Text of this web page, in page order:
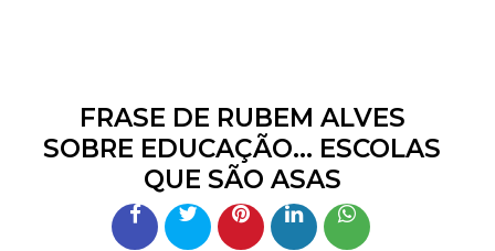
FRASE DE RUBEM ALVES
SOBRE EDUCAÇÃO... ESCOLAS
QUE SÃO ASAS